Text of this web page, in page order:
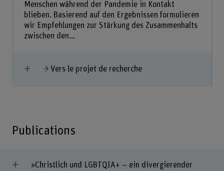
Menschen während der Pandemie in Kontakt
blieben. Basierend auf den Ergebnissen formulieren
wir Empfehlungen zur Stärkung des Zusammenhalts
zwischen den...
Afficher plus
Vers le projet de recherche
Publications
»Christlich und LGBTQIA+ – ein divergierender